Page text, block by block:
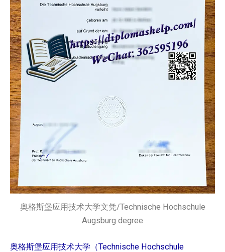
奥格斯堡应用技术大学文凭/Technische Hochschule
Augsburg degree
奥格斯堡应用技术大学（Technische Hochschule